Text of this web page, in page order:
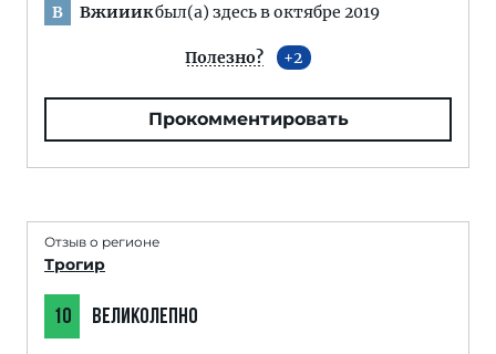
В Вжииикбыл(а) здесь в октябре 2019
Полезно? 2
Прокомментировать
Отзыв о регионе
Трогир
10 ВЕЛИКОЛЕПНО